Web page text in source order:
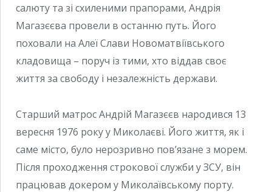
салюту та зі схиленими прапорами, Андрія
Магазєєва провели в останню путь. Його
поховали на Алеї Слави Новоматвіївського
кладовища – поруч із тими, хто віддав своє
життя за свободу і незалежність держави.
Старший матрос Андрій Магазєєв народився 13
вересня 1976 року у Миколаєві. Його життя, як і
саме місто, було нерозривно пов’язане з морем.
Після проходження строкової служби у ЗСУ, він
працював докером у Миколаївському порту.